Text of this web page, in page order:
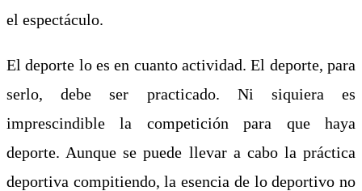
el espectáculo.
El deporte lo es en cuanto actividad. El deporte, para
serlo, debe ser practicado. Ni siquiera es
imprescindible la competición para que haya
deporte. Aunque se puede llevar a cabo la práctica
deportiva compitiendo, la esencia de lo deportivo no